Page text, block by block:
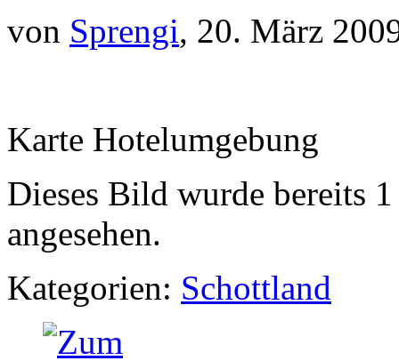
von Sprengi, 20. März
Karte Hotelumgebung
Dieses Bild wurde bereits
angesehen.
Kategorien: Schottland